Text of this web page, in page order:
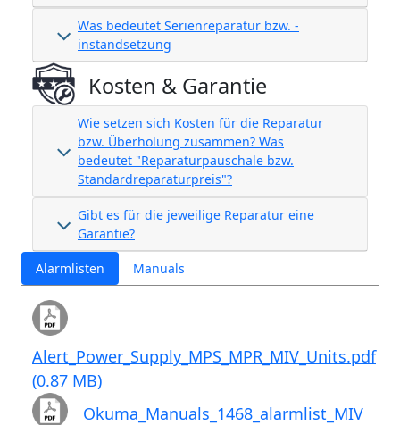
Was bedeutet Serienreparatur bzw. -
instandsetzung
Kosten & Garantie
Wie setzen sich Kosten für die Reparatur
bzw. Überholung zusammen? Was
bedeutet "Reparaturpauschale bzw.
Standardreparaturpreis"?
Gibt es für die jeweilige Reparatur eine
Garantie?
Alarmlisten Manuals
Alert_Power_Supply_MPS_MPR_MIV_Units.pdf
(0.87 MB)
Okuma_Manuals_1468_alarmlist_MIV